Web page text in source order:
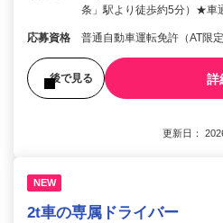
条」駅より徒歩約5分）★車
応募資格 普通自動車運転免許（AT
後で見る 詳
更新日：
NEW
2t車の専属ドライバー